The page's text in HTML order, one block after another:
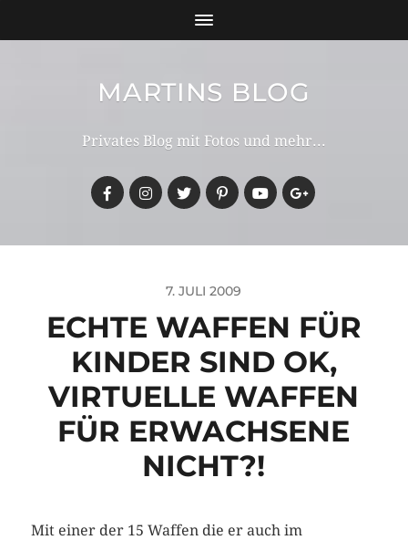
MARTINS BLOG
Privates Blog mit Fotos und mehr...
7. JULI 2009
ECHTE WAFFEN FÜR
KINDER SIND OK,
VIRTUELLE WAFFEN
FÜR ERWACHSENE
NICHT?!
Mit einer der 15 Waffen die er auch im